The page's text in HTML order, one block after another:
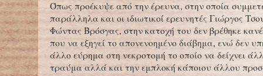
Όπως προέκυψε από την έρευνα, στην οποία
παράλληλα και οι ιδιωτικοί ερευνητές Γιώργος
Φώντας Βρόσγας, στην κατοχή του δεν βρέθηκε
που να εξηγεί το απονενοημένο διάβημα, ενώ δεν
άλλο εύρημα στη νεκροτομή το οποίο να δείχνει
τραύμα αλλά και την εμπλοκή κάποιου άλλου